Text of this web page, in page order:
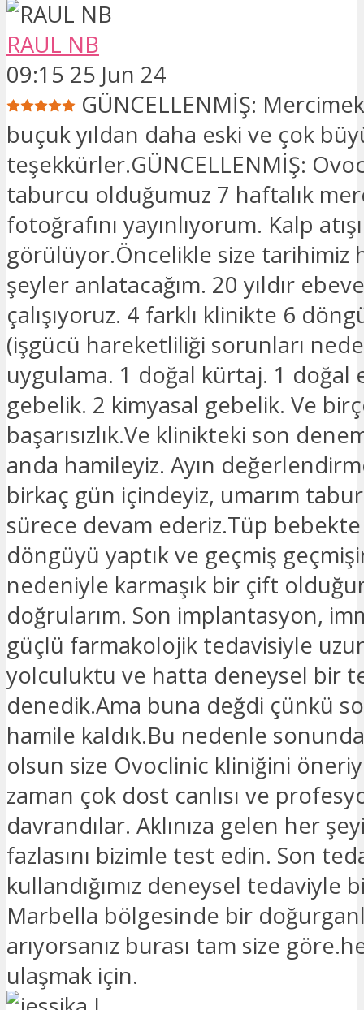
RAUL NB
09:15 25 Jun 24
GÜNCELLENMİŞ:
buçuk yıldan daha eski ve çok
teşekkürler.GÜNCELLENMİŞ:
taburcu olduğumuz 7 haftalık
fotoğrafını yayınlıyorum. Kalp
görülüyor.Öncelikle size tarihimiz
şeyler anlatacağım. 20 yıldır
çalışıyoruz. 4 farklı klinikte 6
(işgücü hareketliliği sorunları
uygulama. 1 doğal kürtaj. 1 doğal
gebelik. 2 kimyasal gebelik. Ve
başarısızlık.Ve klinikteki son
anda hamileyiz. Ayın
birkaç gün içindeyiz, umarım
sürece devam ederiz.Tüp
döngüyü yaptık ve geçmiş
nedeniyle karmaşık bir çift
doğrularım. Son implantasyon,
güçlü farmakolojik tedavisiyle
yolculuktu ve hatta deneysel bir
denedik.Ama buna değdi çünkü
hamile kaldık.Bu nedenle
olsun size Ovoclinic kliniğini
zaman çok dost canlısı ve
davrandılar. Aklınıza gelen her
fazlasını bizimle test edin. Son
kullandığımız deneysel tedaviyle
Marbella bölgesinde bir
arıyorsanız burası tam size
ulaşmak için.